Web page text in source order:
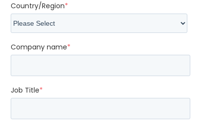
Country/Region*
Company name*
Job Title*